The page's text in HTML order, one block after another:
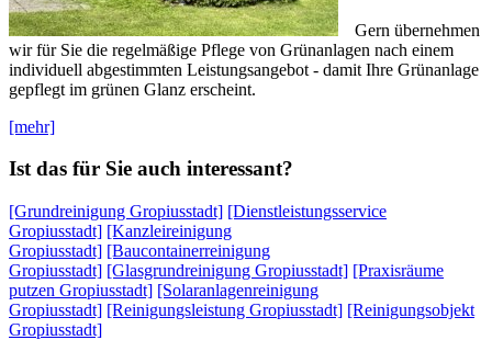
Gern übernehmen
wir für Sie die regelmäßige Pflege von Grünanlagen nach einem
individuell abgestimmten Leistungsangebot - damit Ihre Grünanlage
gepflegt im grünen Glanz erscheint.
[mehr]
Ist das für Sie auch interessant?
[Grundreinigung Gropiusstadt] [Dienstleistungsservice
Gropiusstadt] [Kanzleireinigung
Gropiusstadt] [Baucontainerreinigung
Gropiusstadt] [Glasgrundreinigung Gropiusstadt] [Praxisräume
putzen Gropiusstadt] [Solaranlagenreinigung
Gropiusstadt] [Reinigungsleistung Gropiusstadt] [Reinigungsobjekt
Gropiusstadt]